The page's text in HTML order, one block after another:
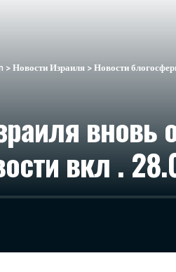
>Новости Израиля >Новости
вкл .